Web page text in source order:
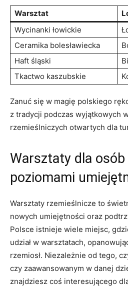
Warsztat
Wycinanki​ łowickie
Ceramika bolesławiecka
Haft śląski
Tkactwo kaszubskie
Zanuć się w magię‍ polskiego
z tradycji ​podczas wyjątkowych
rzemieślniczych ⁤otwartych dla
Warsztaty dla
poziomami
Warsztaty rzemieślnicze ‍to⁤
nowych umiejętności oraz⁤
Polsce ​istnieje wiele⁢ miejsc,
udział w warsztatach,
rzemiosł. Niezależnie od tego,
czy zaawansowanym w danej
znajdziesz coś interesującego